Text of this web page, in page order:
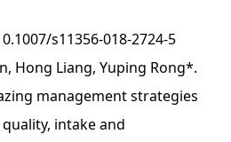
s11356-018-2724-5
Hong Liang, Yuping Rong*.
management strategies
intake and